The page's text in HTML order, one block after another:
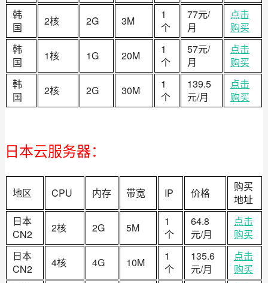
韩
国
2核 2G 3M
1
个
77元/
月
点击
购买
韩
国
1核 1G 20M
1
个
57元/
月
点击
购买
韩
国
2核 2G 30M
1
个
139.5
元/月
点击
购买
日本云服务器：
地区 CPU 内存 带宽 IP 价格
购买
地址
日本
CN2
2核 2G 5M
1
个
64.8
元/月
点击
购买
日本
CN2
4核 4G 10M
1
个
135.6
元/月
点击
购买